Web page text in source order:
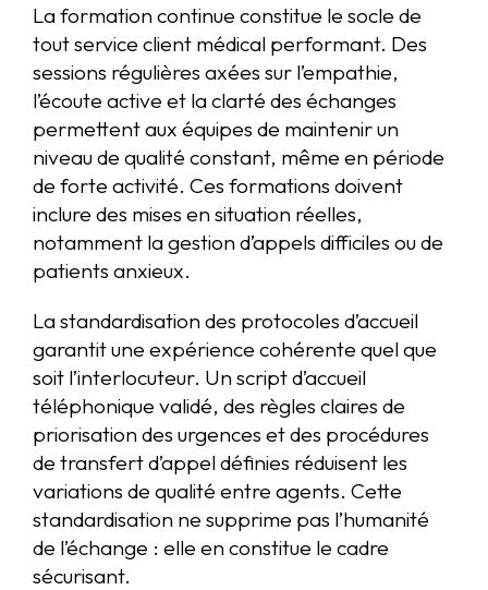
La formation continue constitue le socle de
tout service client médical performant. Des
sessions régulières axées sur l’empathie,
l’écoute active et la clarté des échanges
permettent aux équipes de maintenir un
niveau de qualité constant, même en période
de forte activité. Ces formations doivent
inclure des mises en situation réelles,
notamment la gestion d’appels difficiles ou de
patients anxieux.
La standardisation des protocoles d’accueil
garantit une expérience cohérente quel que
soit l’interlocuteur. Un script d’accueil
téléphonique validé, des règles claires de
priorisation des urgences et des procédures
de transfert d’appel définies réduisent les
variations de qualité entre agents. Cette
standardisation ne supprime pas l’humanité
de l’échange : elle en constitue le cadre
sécurisant.